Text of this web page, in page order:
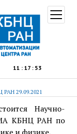
11 : 17 : 53
меню
29.09.2021
Научно-
КБНЦ РАН по